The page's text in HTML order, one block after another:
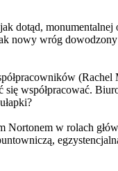
dotąd,
nowy wróg
współpracować.
w rolach